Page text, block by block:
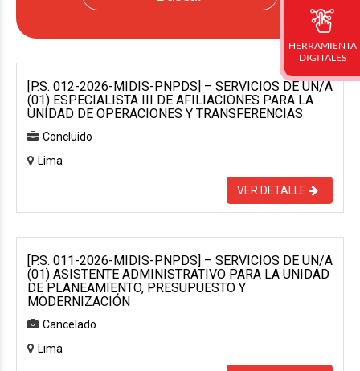
[P.S. 012-2026-MIDIS-PNPDS] – SERVICIOS DE UN/A
(01) ESPECIALISTA III DE AFILIACIONES PARA LA
UNIDAD DE OPERACIONES Y TRANSFERENCIAS
Concluido
Lima
VER DETALLE
[P.S. 011-2026-MIDIS-PNPDS] – SERVICIOS DE UN/A
(01) ASISTENTE ADMINISTRATIVO PARA LA UNIDAD
DE PLANEAMIENTO, PRESUPUESTO Y
MODERNIZACIÓN
Cancelado
Lima
HERRAMIENTA
DIGITALES